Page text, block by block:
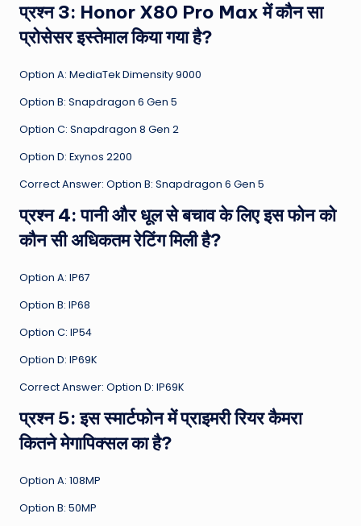
प्रश्न 3: Honor X80 Pro Max में कौन सा
प्रोसेसर इस्तेमाल किया गया है?
Option A: MediaTek Dimensity 9000
Option B: Snapdragon 6 Gen 5
Option C: Snapdragon 8 Gen 2
Option D: Exynos 2200
Correct Answer: Option B: Snapdragon 6 Gen 5
प्रश्न 4: पानी और धूल से बचाव के लिए इस फोन को
कौन सी अधिकतम रेटिंग मिली है?
Option A: IP67
Option B: IP68
Option C: IP54
Option D: IP69K
Correct Answer: Option D: IP69K
प्रश्न 5: इस स्मार्टफोन में प्राइमरी रियर कैमरा
कितने मेगापिक्सल का है?
Option A: 108MP
Option B: 50MP